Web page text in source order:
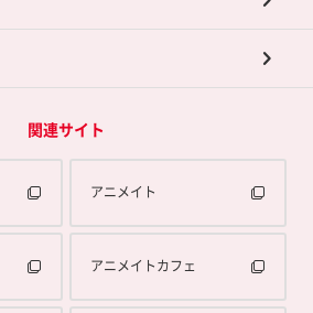
関連サイト
アニメイト
アニメイトカフェ